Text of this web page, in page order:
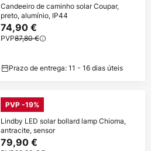
Candeeiro de caminho solar Coupar,
preto, alumínio, IP44
74,90 €
PVP87,80 €
Prazo de entrega: 11 - 16 dias úteis
PVP -19%
Lindby LED solar bollard lamp Chioma,
antracite, sensor
79,90 €